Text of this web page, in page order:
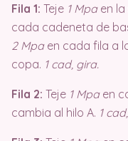
Fila 1: Teje 1 Mpaen la
cada cadeneta de
2 Mpaen cada fila a
copa. 1 cad, gira.
Fila 2: Teje 1 Mpaen
cambia al hilo A. 1